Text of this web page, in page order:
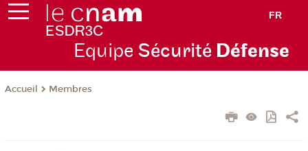
FR
Equipe Sécurité Défense
Accueil Membres